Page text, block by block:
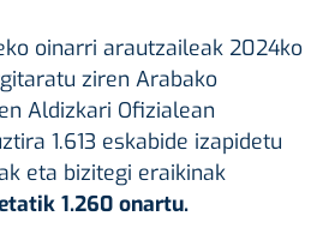
oinarri arautzaileak 2024ko
ziren Arabako
Aldizkari Ofizialean
1.613 eskabide izapidetu
eta bizitegi eraikinak
1.260 onartu.